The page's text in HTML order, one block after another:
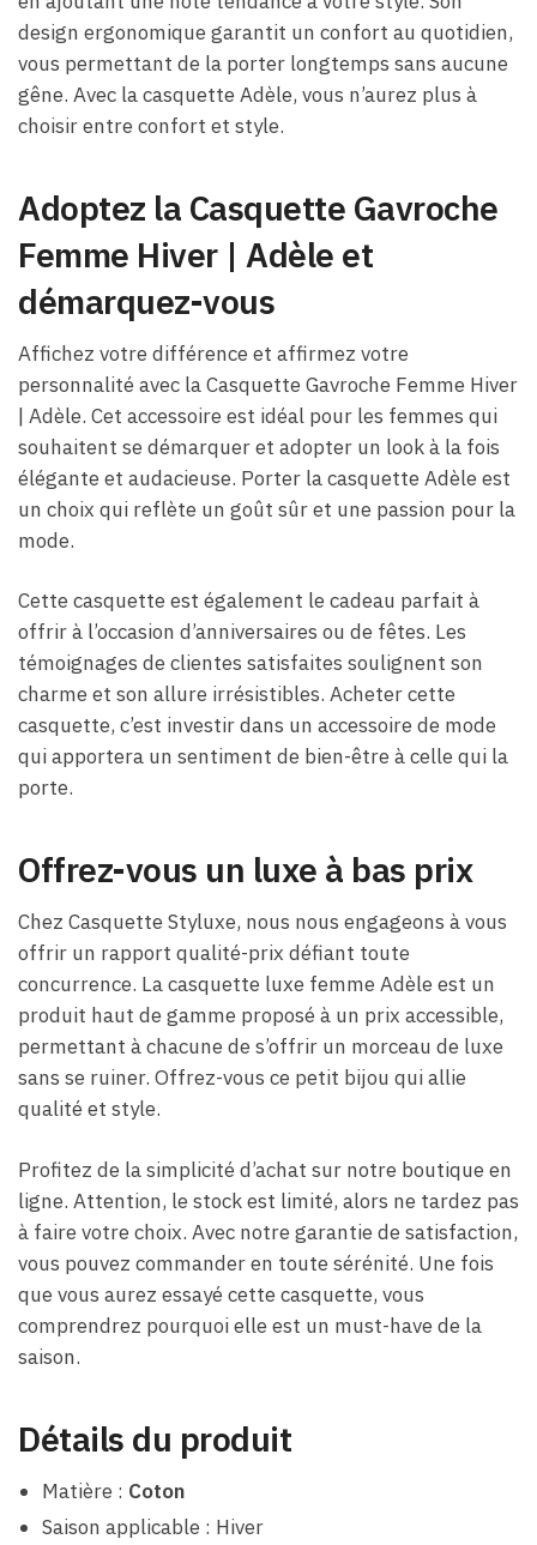
design ergonomique garantit un confort au quotidien,
vous permettant de la porter longtemps sans aucune
gêne. Avec la casquette Adèle, vous n’aurez plus à
choisir entre confort et style.
Adoptez la Casquette Gavroche
Femme Hiver​ | Adèle et
démarquez-vous
Affichez votre différence et affirmez votre
personnalité avec la Casquette Gavroche Femme Hiver​
| Adèle. Cet accessoire est idéal pour les femmes qui
souhaitent se démarquer et adopter un look à la fois
élégante et audacieuse. Porter la casquette Adèle est
un choix qui reflète un goût sûr et une passion pour la
mode.
Cette casquette est également le cadeau parfait à
offrir à l’occasion d’anniversaires ou de fêtes. Les
témoignages de clientes satisfaites soulignent son
charme et son allure irrésistibles. Acheter cette
casquette, c’est investir dans un accessoire de mode
qui apportera un sentiment de bien-être à celle qui la
porte.
Offrez-vous un luxe à bas prix
Chez Casquette Styluxe, nous nous engageons à vous
offrir un rapport qualité-prix défiant toute
concurrence. La casquette luxe femme Adèle est un
produit haut de gamme proposé à un prix accessible,
permettant à chacune de s’offrir un morceau de luxe
sans se ruiner. Offrez-vous ce petit bijou qui allie
qualité et style.
Profitez de la simplicité d’achat sur notre boutique en
ligne. Attention, le stock est limité, alors ne tardez pas
à faire votre choix. Avec notre garantie de satisfaction,
vous pouvez commander en toute sérénité. Une fois
que vous aurez essayé cette casquette, vous
comprendrez pourquoi elle est un must-have de la
saison.
Détails du produit
Matière : Coton
Saison applicable : Hiver